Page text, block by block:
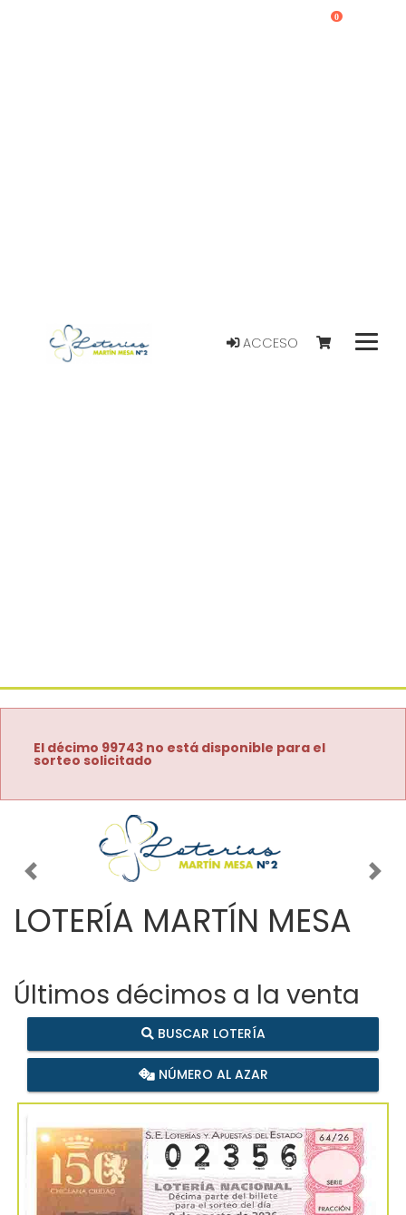
ACCESO
0
El décimo 99743 no está disponible para el
sorteo solicitado
Imagen anterior
LOTERÍA MARTÍN MESA
Últimos décimos a la venta
BUSCAR LOTERÍA
NÚMERO AL AZAR